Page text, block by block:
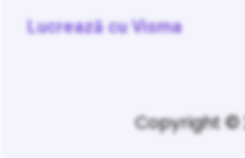
Lucrează cu Visma
Copyright ©